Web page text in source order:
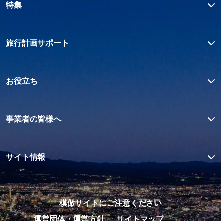
特集
旅行計画サポート
お役立ち
事業者の皆様へ
サイト情報
模倣サイトにご注意ください
運営団体・運営方針
サイトマップ